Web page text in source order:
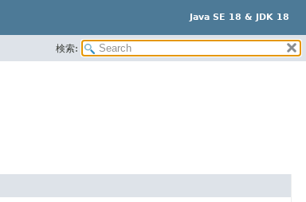
Java SE 18 & JDK 18
検索: